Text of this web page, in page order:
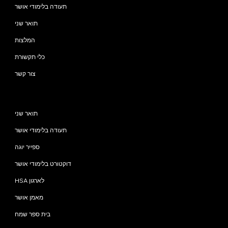
תעודה בלימודי אושר
תואר שני
המלצות
כלי תקשורת
צור קשר
תואר שני
תעודה בלימודי אושר
ספייר יוגה
דוקטורט בלימודי אושר
HSA לארגון
מאמן אושר
בית ספר שמח